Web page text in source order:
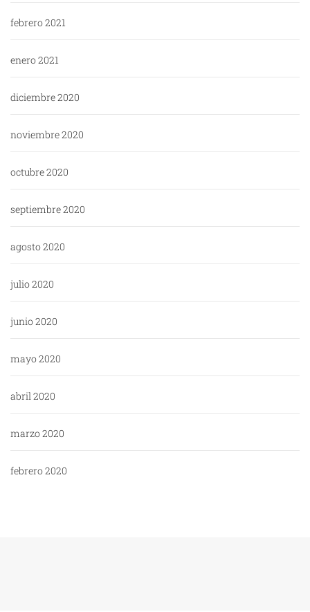
febrero 2021
enero 2021
diciembre 2020
noviembre 2020
octubre 2020
septiembre 2020
agosto 2020
julio 2020
junio 2020
mayo 2020
abril 2020
marzo 2020
febrero 2020